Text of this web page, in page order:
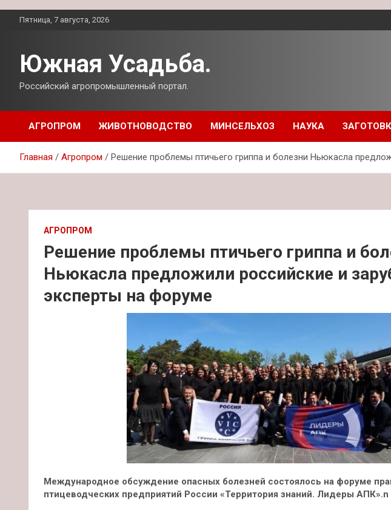
ПерейтиПятница, 7 августа, 2026
Южная Усадьба.
Российский агропромышленный портал.
АГРОПРОМ ЖИВОТНОВОДСТВО МИНСЕЛЬХОЗ НАУКА
Главная Агропром Решение проблемы птичьего гриппа и болезни Ньюкасла
АГРОПРОМ
Решение проблемы птичьего гриппа и
Ньюкасла предложили российские и
эксперты на форуме
Международное обсуждение опасных болезней состоялось на форуме
птицеводческих предприятий России «Территория знаний. Лидеры АПК».n